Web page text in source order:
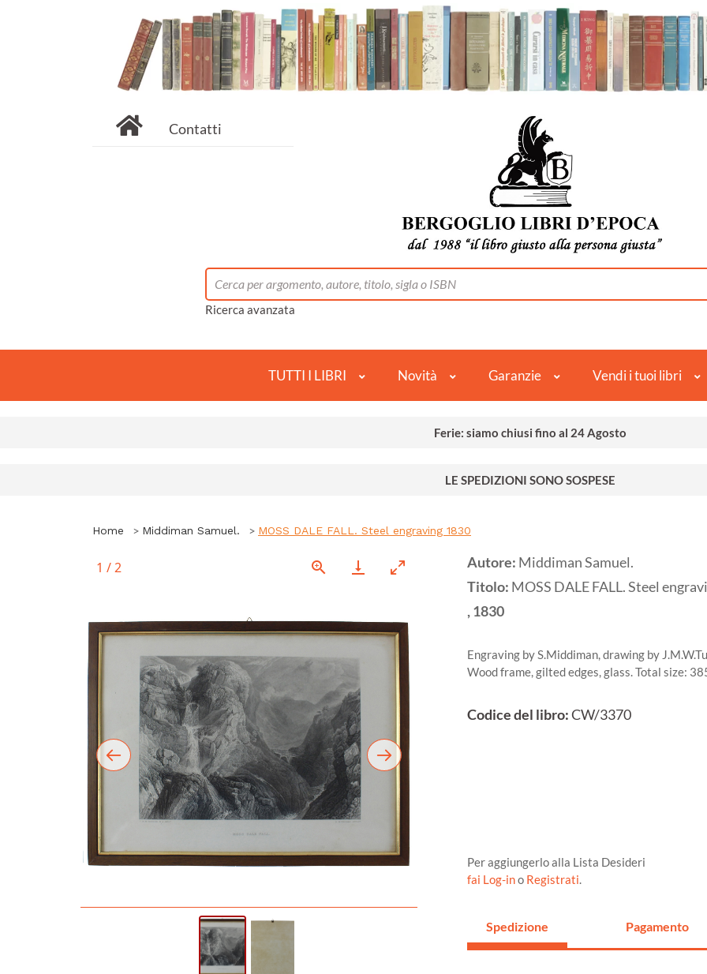
Contatti
Ricerca avanzata
TUTTI I LIBRI Novità Garanzie Vendi i tuoi libri
Ferie: siamo chiusi fino al 24 Agosto
LE SPEDIZIONI SONO SOSPESE
Home Middiman Samuel. MOSS DALE FALL. Steel engraving 1830
1 /2 Autore: Middiman Samuel.
Titolo: MOSS DALE FALL. Steel
,1830
Engraving by S.Middiman, drawing by
Wood frame, gilted edges, glass. Total size:
Codice del libro:CW/3370
Per aggiungerlo alla Lista Desideri
fai Log-ino Registrati.
Spedizione Pagamento